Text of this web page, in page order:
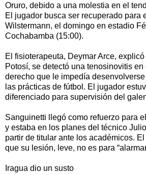
Oruro, debido a una molestia en el
El jugador busca ser recuperado para
Wilstermann, el domingo en estadio
Cochabamba (15:00).
El fisioterapeuta, Deymar Arce,
Potosí, se detectó una tenosinovitis
derecho que le impedía
las prácticas de fútbol. El jugador
diferenciado para supervisión del
Sanguinetti llegó como refuerzo para
y estaba en los planes del técnico
partir de titular ante los académicos.
que su lesión, leve, no es para
Iragua dio un susto